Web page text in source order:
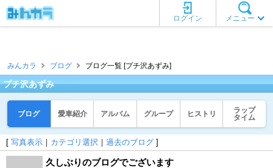
メニュー
ログイン
みんカラ ブログ ブログ一覧 [プチ沢あずみ]
プチ沢あずみ
ブログ 愛車紹介 アルバム グループ ヒストリ
ラップ
タイム
[ 写真表示 ｜ カテゴリ選択 ｜ 過去のブログ ]
久しぶりのブログでございます